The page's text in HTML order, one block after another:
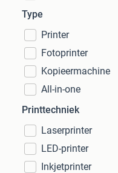
Type
Printer
Fotoprinter
Kopieermachine
All-in-one
Printtechniek
Laserprinter
LED-printer
Inkjetprinter